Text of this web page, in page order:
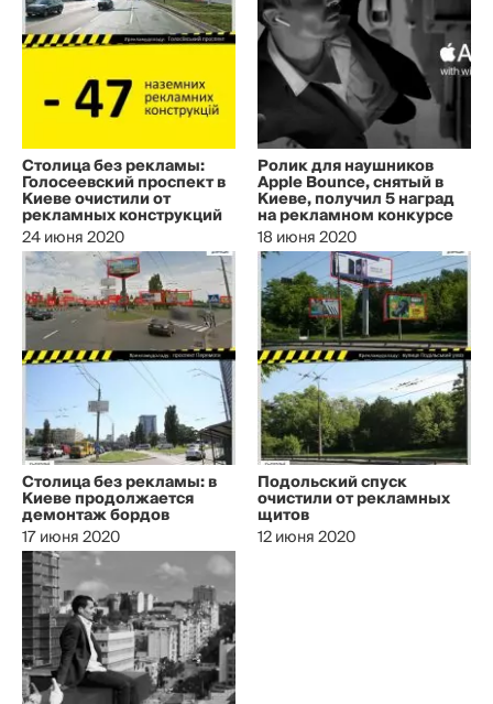
Столица без рекламы:
Голосеевский проспект в
Киеве очистили от
рекламных конструкций
24 июня 2020
Ролик для наушников
Apple Bounce, снятый в
Киеве, получил 5 наград
на рекламном конкурсе
18 июня 2020
Столица без рекламы: в
Киеве продолжается
демонтаж бордов
17 июня 2020
Подольский спуск
очистили от рекламных
щитов
12 июня 2020